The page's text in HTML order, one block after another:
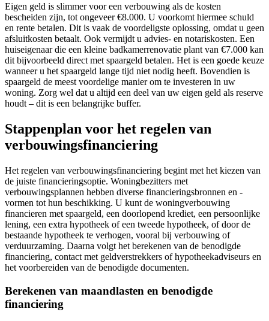
Eigen geld is slimmer voor een verbouwing als de kosten
bescheiden zijn, tot ongeveer €8.000. U voorkomt hiermee schuld
en rente betalen. Dit is vaak de voordeligste oplossing, omdat u geen
afsluitkosten betaalt. Ook vermijdt u advies- en notariskosten. Een
huiseigenaar die een kleine badkamerrenovatie plant van €7.000 kan
dit bijvoorbeeld direct met spaargeld betalen. Het is een goede keuze
wanneer u het spaargeld lange tijd niet nodig heeft. Bovendien is
spaargeld de meest voordelige manier om te investeren in uw
woning. Zorg wel dat u altijd een deel van uw eigen geld als reserve
houdt – dit is een belangrijke buffer.
Stappenplan voor het regelen van
verbouwingsfinanciering
Het regelen van verbouwingsfinanciering begint met het kiezen van
de juiste financieringsoptie. Woningbezitters met
verbouwingsplannen hebben diverse financieringsbronnen en -
vormen tot hun beschikking. U kunt de woningverbouwing
financieren met spaargeld, een doorlopend krediet, een persoonlijke
lening, een extra hypotheek of een tweede hypotheek, of door de
bestaande hypotheek te verhogen, vooral bij verbouwing of
verduurzaming. Daarna volgt het berekenen van de benodigde
financiering, contact met geldverstrekkers of hypotheekadviseurs en
het voorbereiden van de benodigde documenten.
Berekenen van maandlasten en benodigde
financiering